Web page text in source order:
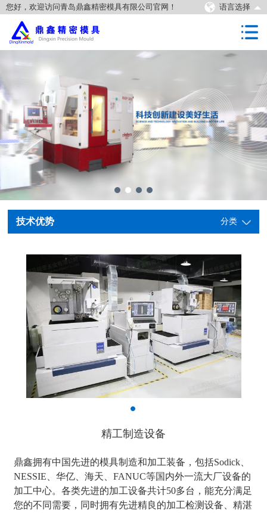
您好，欢迎访问青岛鼎鑫精密模具有限公司官网！ 语言选择
技术优势 分类
精工制造设备
鼎鑫拥有中国先进的模具制造和加工装备，包括Sodick、
NESSIE、华亿、海天、FANUC等国内外一流大厂设备的
加工中心。各类先进的加工设备共计50多台，能充分满足
您的不同需要，同时拥有先进精良的加工检测设备、精湛